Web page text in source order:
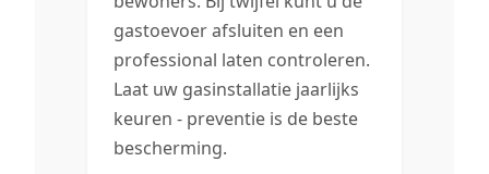
gastoevoer afsluiten en een
professional laten controleren.
Laat uw gasinstallatie jaarlijks
keuren - preventie is de beste
bescherming.